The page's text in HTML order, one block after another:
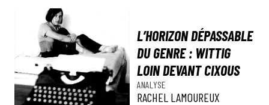
L’HORIZON DÉPASSABLE
DU GENRE : WITTIG
LOIN DEVANT CIXOUS
ANALYSE
RACHEL LAMOUREUX